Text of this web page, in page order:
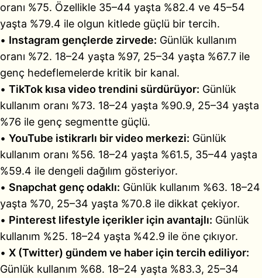
oranı %75. Özellikle 35–44 yaşta %82.4 ve 45–54
yaşta %79.4 ile olgun kitlede güçlü bir tercih.
• Instagram gençlerde zirvede: Günlük kullanım
oranı %72. 18–24 yaşta %97, 25–34 yaşta %67.7 ile
genç hedeflemelerde kritik bir kanal.
• TikTok kısa video trendini sürdürüyor: Günlük
kullanım oranı %73. 18–24 yaşta %90.9, 25–34 yaşta
%76 ile genç segmentte güçlü.
• YouTube istikrarlı bir video merkezi: Günlük
kullanım oranı %56. 18–24 yaşta %61.5, 35–44 yaşta
%59.4 ile dengeli dağılım gösteriyor.
• Snapchat genç odaklı: Günlük kullanım %63. 18–24
yaşta %70, 25–34 yaşta %70.8 ile dikkat çekiyor.
• Pinterest lifestyle içerikler için avantajlı: Günlük
kullanım %25. 18–24 yaşta %42.9 ile öne çıkıyor.
• X (Twitter) gündem ve haber için tercih ediliyor:
Günlük kullanım %68. 18–24 yaşta %83.3, 25–34